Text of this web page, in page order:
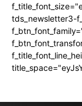
tds_newsletter3-